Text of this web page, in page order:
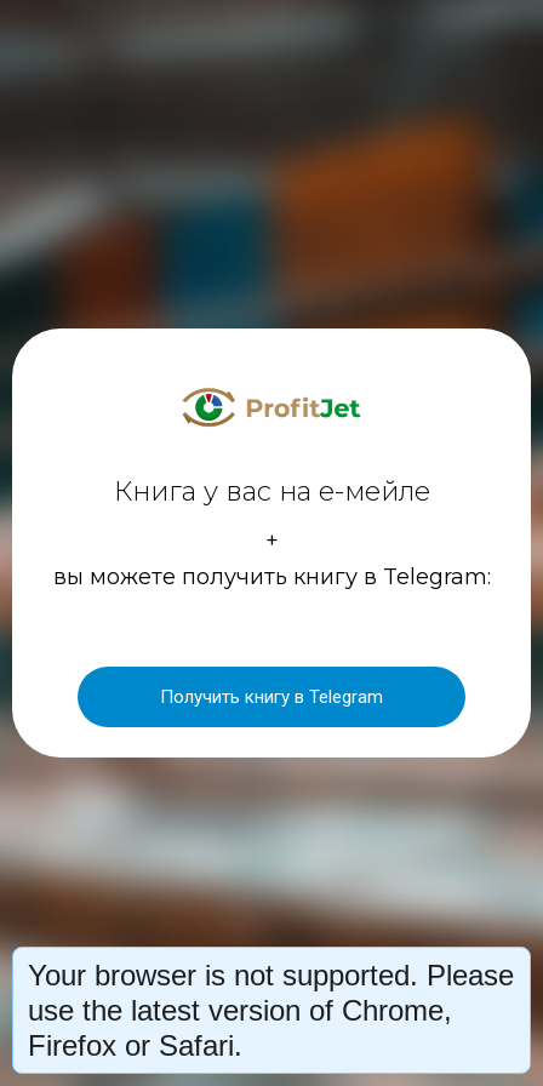
Книга у вас на е-мейле
+
вы можете получить книгу в Telegram:
Получить книгу в Telegram
Your browser is not supported. Please
use the latest version of Chrome,
Firefox or Safari.